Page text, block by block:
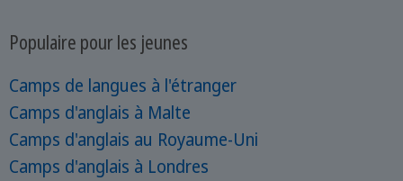
Populaire pour les jeunes
Camps de langues à l'étranger
Camps d'anglais à Malte
Camps d'anglais au Royaume-Uni
Camps d'anglais à Londres